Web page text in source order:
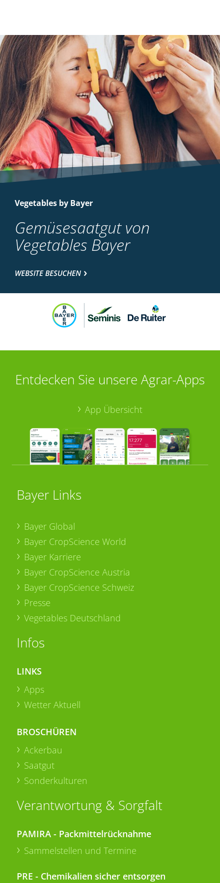
Vegetables by Bayer
Gemüsesaatgut von
Vegetables Bayer
WEBSITE BESUCHEN
Entdecken Sie unsere Agrar-Apps
App Übersicht
Bayer Links
Bayer Global
Bayer CropScience World
Bayer Karriere
Bayer CropScience Austria
Bayer CropScience Schweiz
Presse
Vegetables Deutschland
Infos
LINKS
Apps
Wetter Aktuell
BROSCHÜREN
Ackerbau
Saatgut
Sonderkulturen
Verantwortung & Sorgfalt
PAMIRA - Packmittelrücknahme
Sammelstellen und Termine
PRE - Chemikalien sicher entsorgen